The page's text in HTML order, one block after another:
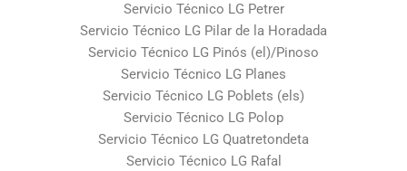
Servicio Técnico LG Petrer
Servicio Técnico LG Pilar de la Horadada
Servicio Técnico LG Pinós (el)/Pinoso
Servicio Técnico LG Planes
Servicio Técnico LG Poblets (els)
Servicio Técnico LG Polop
Servicio Técnico LG Quatretondeta
Servicio Técnico LG Rafal